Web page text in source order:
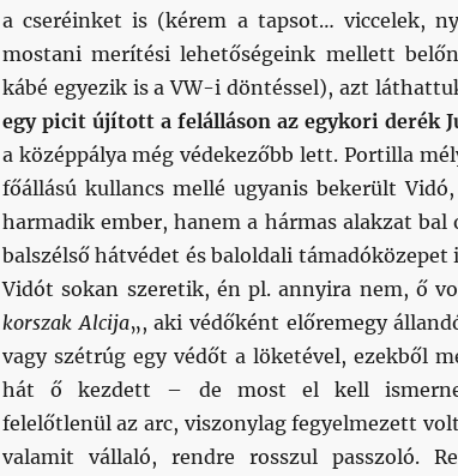
a cseréinket is (kérem a tapsot… viccelek,
mostani merítési lehetőségeink mellett
kábé egyezik is a VW-i döntéssel), azt
egy picit újított a felálláson az egykori derék
a középpálya még védekezőbb lett. Portilla
főállású kullancs mellé ugyanis bekerült
harmadik ember, hanem a hármas alakzat
balszélső hátvédet és baloldali támadóközepet
Vidót sokan szeretik, én pl. annyira nem, ő
korszak Alcija„, aki védőként előremegy
vagy szétrúg egy védőt a löketével, ezekből
hát ő kezdett – de most el kell
felelőtlenül az arc, viszonylag fegyelmezett
valamit vállaló, rendre rosszul passzoló.